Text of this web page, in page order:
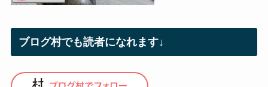
ブログ村でも読者になれます↓